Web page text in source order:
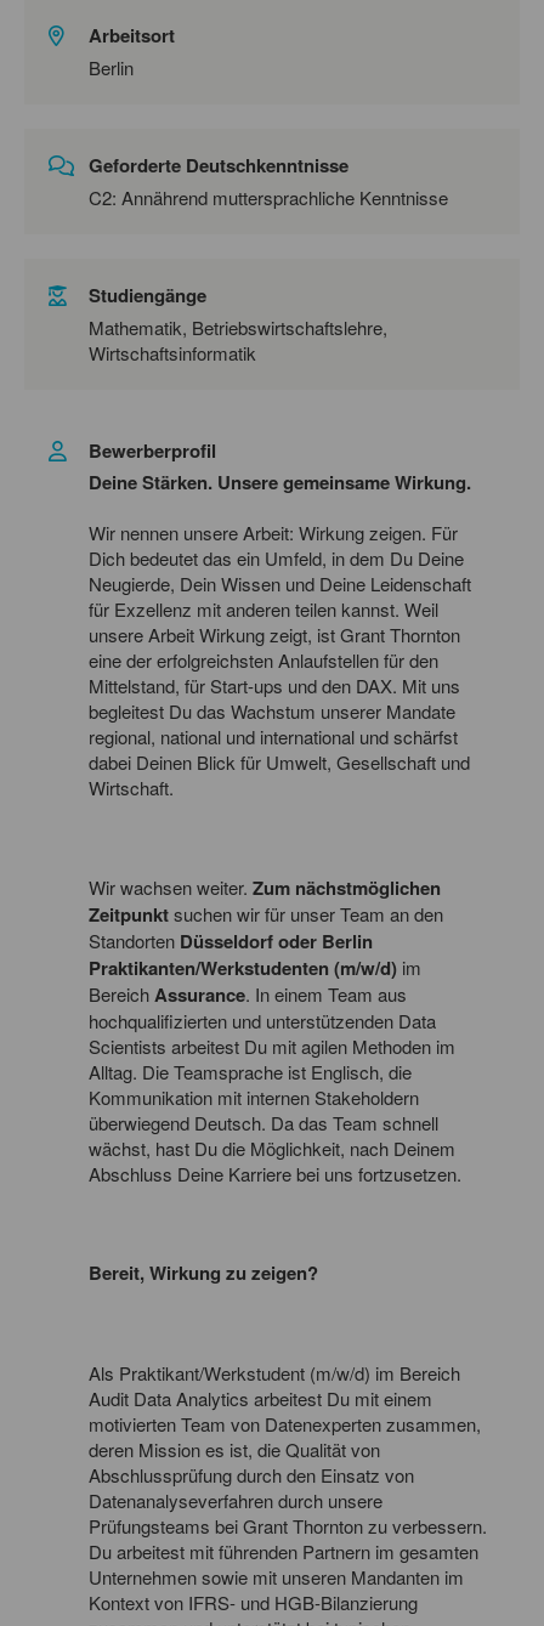
Arbeitsort
Berlin
Geforderte Deutschkenntnisse
C2: Annährend muttersprachliche Kenntnisse
Studiengänge
Mathematik, Betriebswirtschaftslehre,
Wirtschaftsinformatik
Bewerberprofil
Deine Stärken. Unsere gemeinsame Wirkung.
Wir nennen unsere Arbeit: Wirkung zeigen. Für
Dich bedeutet das ein Umfeld, in dem Du Deine
Neugierde, Dein Wissen und Deine Leidenschaft
für Exzellenz mit anderen teilen kannst. Weil
unsere Arbeit Wirkung zeigt, ist Grant Thornton
eine der erfolgreichsten Anlaufstellen für den
Mittelstand, für Start-ups und den DAX. Mit uns
begleitest Du das Wachstum unserer Mandate
regional, national und international und schärfst
dabei Deinen Blick für Umwelt, Gesellschaft und
Wirtschaft.
Wir wachsen weiter. Zum nächstmöglichen
Zeitpunktsuchen wir für unser Team an den
Standorten Düsseldorf oder Berlin
Praktikanten/Werkstudenten (m/w/d) im
BereichAssurance. In einem Team aus
hochqualifizierten und unterstützenden Data
Scientists arbeitest Du mit agilen Methoden im
Alltag. Die Teamsprache ist Englisch, die
Kommunikation mit internen Stakeholdern
überwiegend Deutsch. Da das Team schnell
wächst, hast Du die Möglichkeit, nach Deinem
Abschluss Deine Karriere bei uns fortzusetzen.
Bereit, Wirkung zu zeigen?
Als Praktikant/Werkstudent (m/w/d) im Bereich
Audit Data Analytics arbeitest Du mit einem
motivierten Team von Datenexperten zusammen,
deren Mission es ist, die Qualität von
Abschlussprüfung durch den Einsatz von
Datenanalyseverfahren durch unsere
Prüfungsteams bei Grant Thornton zu verbessern.
Du arbeitest mit führenden Partnern im gesamten
Unternehmen sowie mit unseren Mandanten im
Kontext von IFRS- und HGB-Bilanzierung